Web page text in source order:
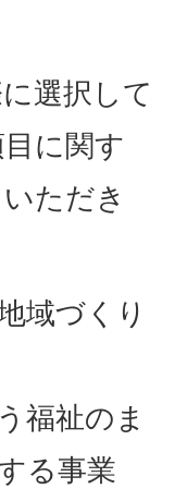
選択して
に関す
ただき
域づくり
福祉のま
る事業